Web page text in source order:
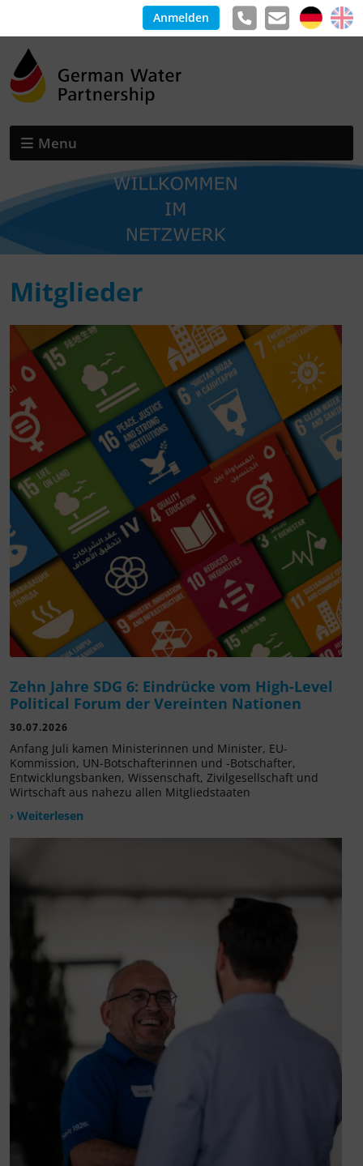
Anmelden
Menu
Mitglieder
Zehn Jahre SDG 6: Eindrücke vom High-Level
Political Forum der Vereinten Nationen
30.07.2026
Anfang Juli kamen Ministerinnen und Minister, EU-
Kommission, UN-Botschafterinnen und -Botschafter,
Entwicklungsbanken, Wissenschaft, Zivilgesellschaft und
Wirtschaft aus nahezu allen Mitgliedstaaten
› Weiterlesen